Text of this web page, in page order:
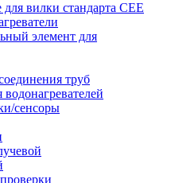
вилки стандарта CEE
элемент для
труб
сенсоры